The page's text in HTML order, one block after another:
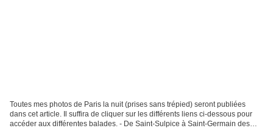
Toutes mes photos de Paris la nuit (prises sans trépied) seront publiées
dans cet article. Il suffira de cliquer sur les différents liens ci-dessous pour
accéder aux différentes balades. - De Saint-Sulpice à Saint-Germain des